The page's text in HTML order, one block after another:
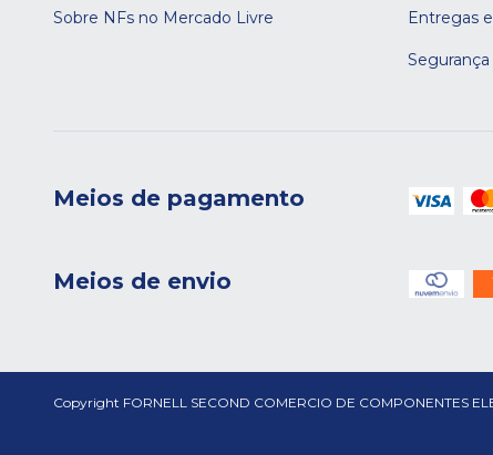
Sobre NFs no Mercado Livre Entregas
Segurança
Meios de pagamento
Meios de envio
Copyright FORNELL SECOND COMERCIO DE COMPONENTES